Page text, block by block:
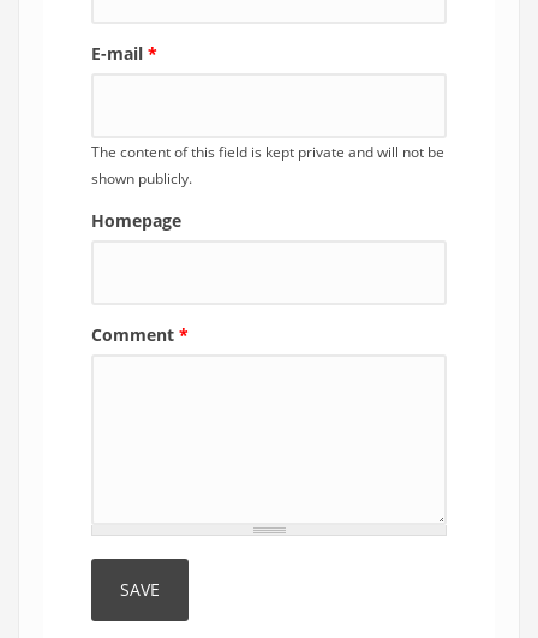
E-mail *
The content of this field is kept private and will not be
shown publicly.
Homepage
Comment *